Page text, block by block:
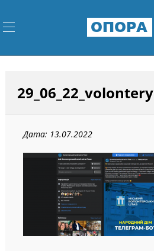
ОПОРА
29_06_22_volontery
Дата: 13.07.2022